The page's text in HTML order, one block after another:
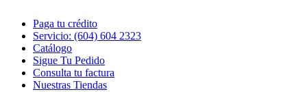
Paga tu crédito
Servicio: (604) 604 2323
Catálogo
Sigue Tu Pedido
Consulta tu factura
Nuestras Tiendas